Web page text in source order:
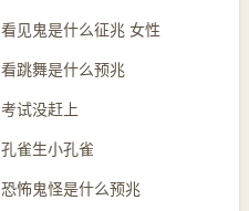
看见鬼是什么征兆 女性
看跳舞是什么预兆
考试没赶上
孔雀生小孔雀
恐怖鬼怪是什么预兆